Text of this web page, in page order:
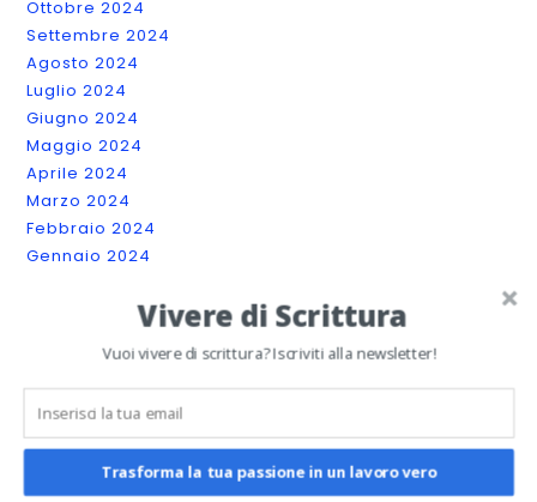
Ottobre 2024
Settembre 2024
Agosto 2024
Luglio 2024
Giugno 2024
Maggio 2024
Aprile 2024
Marzo 2024
Febbraio 2024
Gennaio 2024
Novembre 2023
Settembre 2023
Luglio 2023
Giugno 2023
Maggio 2023
Aprile 2023
Vivere di Scrittura
Vuoi vivere di scrittura? Iscriviti alla newsletter!
Trasforma la tua passione in un lavoro vero